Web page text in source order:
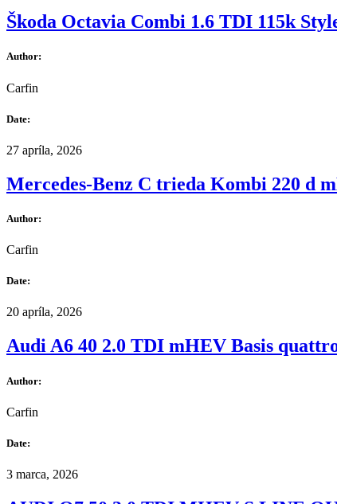
Škoda Octavia Combi 1.6 TDI 115k
Author:
Carfin
Date:
27 apríla, 2026
Mercedes-Benz C trieda Kombi 220 d
Author:
Carfin
Date:
20 apríla, 2026
Audi A6 40 2.0 TDI mHEV Basis
Author:
Carfin
Date:
3 marca, 2026